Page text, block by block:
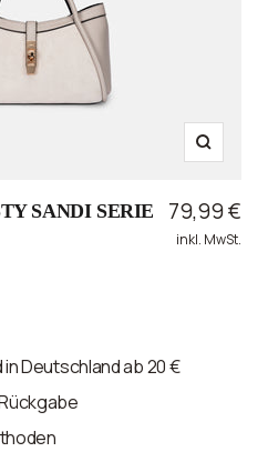
Zoom
SANDI SERIE 79,99 €
inkl. MwSt.
Deutschland ab 20 €